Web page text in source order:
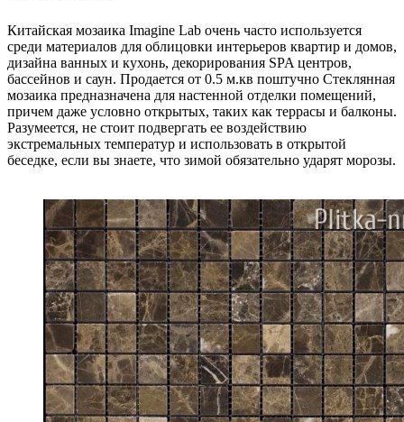
Китайская мозаика Imagine Lab очень часто используется
среди материалов для облицовки интерьеров квартир и домов,
дизайна ванных и кухонь, декорирования SPA центров,
бассейнов и саун. Продается от 0.5 м.кв поштучно Стеклянная
мозаика предназначена для настенной отделки помещений,
причем даже условно открытых, таких как террасы и балконы.
Разумеется, не стоит подвергать ее воздействию
экстремальных температур и использовать в открытой
беседке, если вы знаете, что зимой обязательно ударят морозы.